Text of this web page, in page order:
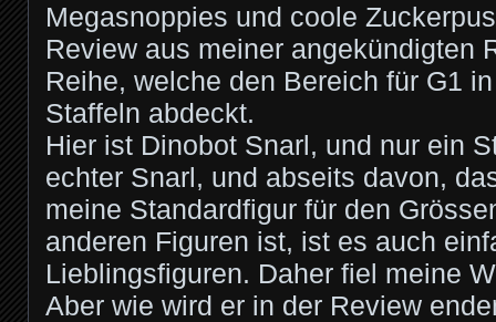
Megasnoppies und coole
Review aus meiner angekündigten
Reihe, welche den Bereich für G1
Staffeln abdeckt.
Hier ist Dinobot Snarl, und nur ein
echter Snarl, und abseits davon,
meine Standardfigur für den
anderen Figuren ist, ist es auch
Lieblingsfiguren. Daher fiel meine
Aber wie wird er in der Review